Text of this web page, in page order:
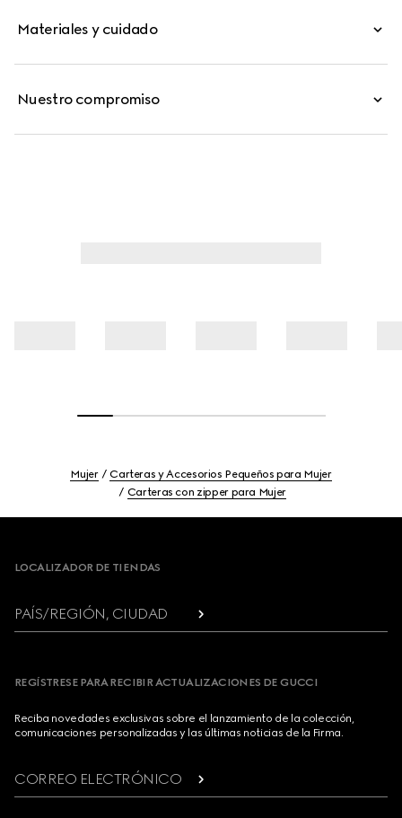
Materiales y cuidado
Nuestro compromiso
Mujer
Carteras y Accesorios Pequeños para Mujer
Carteras con zipper para Mujer
LOCALIZADOR DE TIENDAS
PAÍS/REGIÓN, CIUDAD
REGÍSTRESE PARA RECIBIR ACTUALIZACIONES DE GUCCI
Reciba novedades exclusivas sobre el lanzamiento de la colección,
comunicaciones personalizadas y las últimas noticias de la Firma.
CORREO ELECTRÓNICO